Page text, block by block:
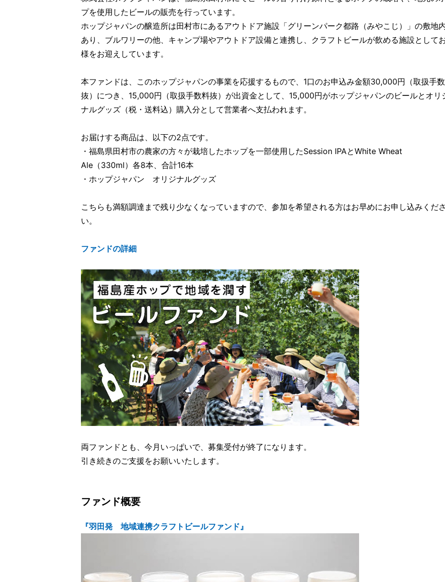
プを使用したビールの販売を行っています。
ホップジャパンの醸造所は田村市にあるアウトドア施設「グリーンパーク都路（みやこじ）」の敷地
あり、ブルワリーの他、キャンプ場やアウトドア設備と連携し、クラフトビールが飲める施設として
様をお迎えしています。
本ファンドは、このホップジャパンの事業を応援するもので、1口のお申込み金額30,000円（取扱手
抜）につき、15,000円（取扱手数料抜）が出資金として、15,000円がホップジャパンのビールとオリ
ナルグッズ（税・送料込）購入分として営業者へ支払われます。
お届けする商品は、以下の2点です。
・福島県田村市の農家の方々が栽培したホップを一部使用したSession IPAとWhite Wheat
Ale（330ml）各8本、合計16本
・ホップジャパン オリジナルグッズ
こちらも満額調達まで残り少なくなっていますので、参加を希望される方はお早めにお申し込みくだ
い。
ファンドの詳細
両ファンドとも、今月いっぱいで、募集受付が終了になります。
引き続きのご支援をお願いいたします。
ファンド概要
『羽田発 地域連携クラフトビールファンド』